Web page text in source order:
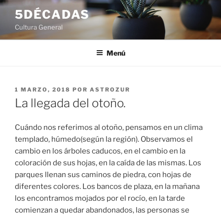
Saltar
contenido
5DÉCADAS
Cultura General
Menú
PUBLICADO
EL
1 MARZO, 2018 POR ASTROZUR
La llegada del otoño.
Cuándo nos referimos al otoño, pensamos en un clima
templado, húmedo(según la región). Observamos el
cambio en los árboles caducos, en el cambio en la
coloración de sus hojas, en la caída de las mismas. Los
parques llenan sus caminos de piedra, con hojas de
diferentes colores. Los bancos de plaza, en la mañana
los encontramos mojados por el rocío, en la tarde
comienzan a quedar abandonados, las personas se